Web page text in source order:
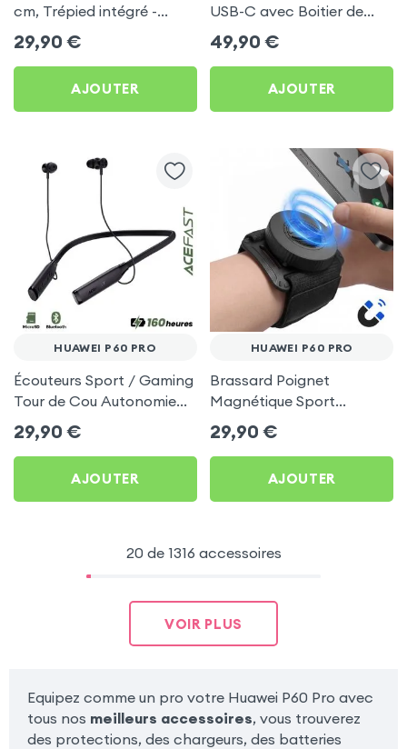
cm, Trépied intégré -
Acefast pour Huawei P60
Pro
29,90 €
AJOUTER
USB-C avec Boitier de
charge, Acefast pour
Huawei P60 Pro
49,90 €
AJOUTER
HUAWEI P60 PRO
Écouteurs Sport / Gaming
Tour de Cou Autonomie
160h Acefast pour Huawei
P60 Pro
29,90 €
AJOUTER
HUAWEI P60 PRO
Brassard Poignet
Magnétique Sport
Universel pour Huawei P60
Pro
29,90 €
AJOUTER
20 de 1316 accessoires
VOIR PLUS
Equipez comme un pro votre Huawei P60 Pro avec
tous nos meilleurs accessoires, vous trouverez
des protections, des chargeurs, des batteries